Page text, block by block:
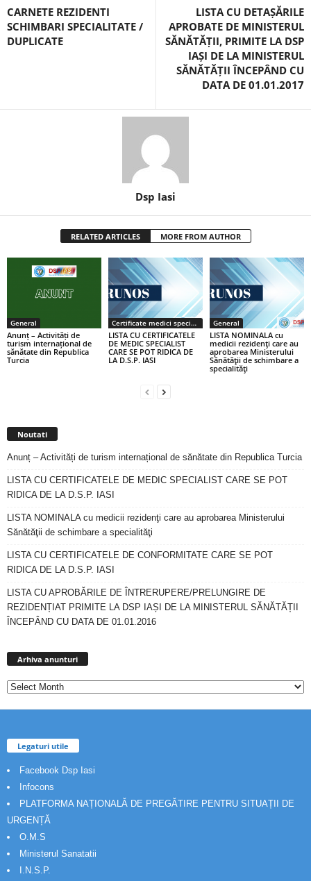
CARNETE REZIDENTI
SCHIMBARI SPECIALITATE /
DUPLICATE
LISTA CU DETAȘĂRILE
APROBATE DE MINISTERUL
SĂNĂTĂȚII, PRIMITE LA DSP
IAȘI DE LA MINISTERUL
SĂNĂTĂȚII ÎNCEPÂND CU
DATA DE 01.01.2017
Dsp Iasi
RELATED ARTICLES MORE FROM AUTHOR
General
Anunț – Activități de
turism internațional de
sănătate din Republica
Turcia
Certificate medici specialiști / primari
LISTA CU CERTIFICATELE
DE MEDIC SPECIALIST
CARE SE POT RIDICA DE
LA D.S.P. IASI
General
LISTA NOMINALA cu
medicii rezidenţi care au
aprobarea Ministerului
Sănătăţii de schimbare a
specialităţi
Noutati
Anunț – Activități de turism internațional de sănătate din Republica Turcia
LISTA CU CERTIFICATELE DE MEDIC SPECIALIST CARE SE POT
RIDICA DE LA D.S.P. IASI
LISTA NOMINALA cu medicii rezidenţi care au aprobarea Ministerului
Sănătăţii de schimbare a specialităţi
LISTA CU CERTIFICATELE DE CONFORMITATE CARE SE POT
RIDICA DE LA D.S.P. IASI
LISTA CU APROBĂRILE DE ÎNTRERUPERE/PRELUNGIRE DE
REZIDENȚIAT PRIMITE LA DSP IAȘI DE LA MINISTERUL SĂNĂTĂȚII
ÎNCEPÂND CU DATA DE 01.01.2016
Arhiva anunturi
Legaturi utile
Facebook Dsp Iasi
Infocons
PLATFORMA NAȚIONALĂ DE PREGĂTIRE PENTRU SITUAȚII DE
URGENȚĂ
O.M.S
Ministerul Sanatatii
I.N.S.P.